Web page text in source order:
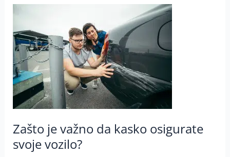
Zašto je važno da kasko osigurate
svoje vozilo?
važno
da
kasko
osigurate
svoje
vozilo?